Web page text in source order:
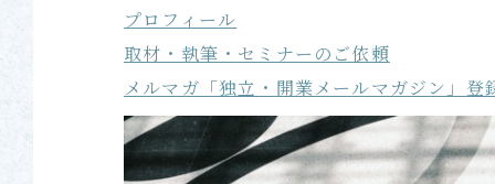
プロフィール
取材・執筆・セミナーのご依頼
メルマガ「独立・開業メールマガジン」登